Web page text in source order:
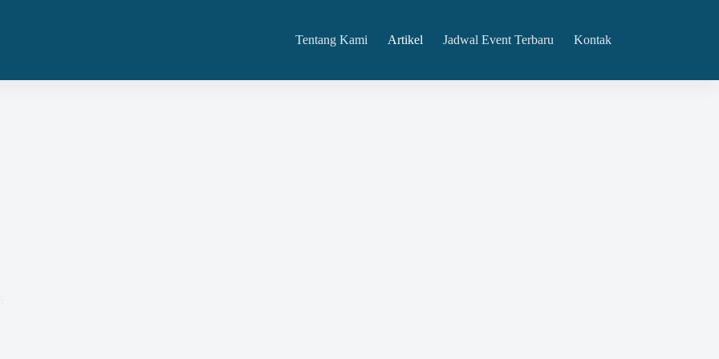
Tentang Kami Artikel Jadwal Event Terbaru Kontak